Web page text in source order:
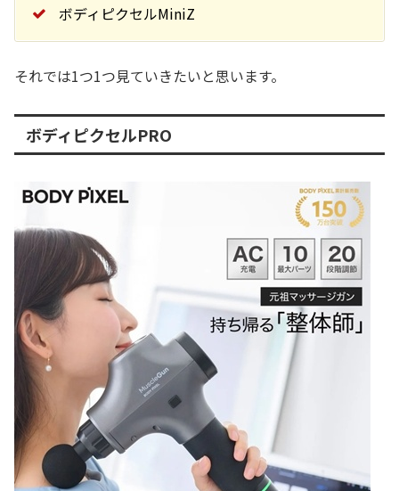
ボディピクセルMiniZ
それでは1つ1つ見ていきたいと思います。
ボディピクセルPRO